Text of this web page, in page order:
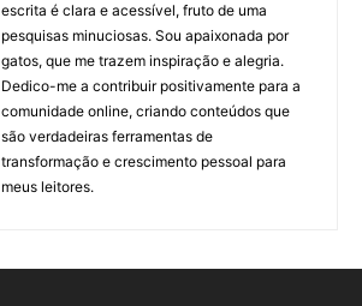
escrita é clara e acessível, fruto de uma
pesquisas minuciosas. Sou apaixonada por
gatos, que me trazem inspiração e alegria.
Dedico-me a contribuir positivamente para a
comunidade online, criando conteúdos que
são verdadeiras ferramentas de
transformação e crescimento pessoal para
meus leitores.